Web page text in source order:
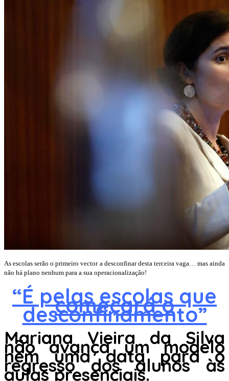
As escolas serão o primeiro vector a desconfinar desta terceira vaga… mas ainda
não há plano nenhum para a sua operacionalização!
“É pelas escolas que
começará o
desconfinamento”
Mariana Vieira da Silva
não avança um modelo
nem uma data para o
regresso dos alunos às
aulas presenciais.